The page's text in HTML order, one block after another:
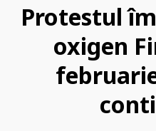
Protestul
oxigen